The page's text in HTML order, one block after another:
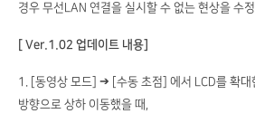
경우 무선LAN 연결을 실시할 수 없는 현상을 수
[ Ver.1.02 업데이트 내용]
1. [동영상 모드] ➔ [수동 초점] 에서 LCD를 확대
방향으로 상하 이동했을 때,